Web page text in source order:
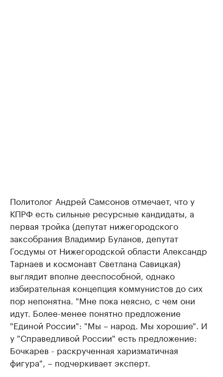
Политолог Андрей Самсонов отмечает, что у
КПРФ есть сильные ресурсные кандидаты, а
первая тройка (депутат нижегородского
заксобрания Владимир Буланов, депутат
Госдумы от Нижегородской области Александр
Тарнаев и космонавт Светлана Савицкая)
выглядит вполне дееспособной, однако
избирательная концепция коммунистов до сих
пор непонятна. "Мне пока неясно, с чем они
идут. Более-менее понятно предложение
"Единой России": "Мы – народ. Мы хорошие". И
у "Справедливой России" есть предложение:
Бочкарев - раскрученная харизматичная
фигура", – подчеркивает эксперт.